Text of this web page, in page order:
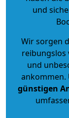
und
Wir sorgen
reibungslos
und
ankommen.
günstigen